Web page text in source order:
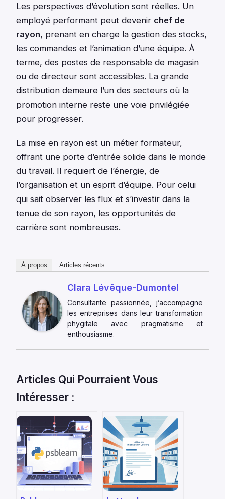
Les perspectives d’évolution sont réelles. Un
employé performant peut devenir chef de
rayon, prenant en charge la gestion des stocks,
les commandes et l’animation d’une équipe. À
terme, des postes de responsable de magasin
ou de directeur sont accessibles. La grande
distribution demeure l’un des secteurs où la
promotion interne reste une voie privilégiée
pour progresser.
La mise en rayon est un métier formateur,
offrant une porte d’entrée solide dans le monde
du travail. Il requiert de l’énergie, de
l’organisation et un esprit d’équipe. Pour celui
qui sait observer les flux et s’investir dans la
tenue de son rayon, les opportunités de
carrière sont nombreuses.
À propos Articles récents
Clara Lévêque-Dumontel
Consultante passionnée, j’accompagne
les entreprises dans leur transformation
phygitale avec pragmatisme et
enthousiasme.
Articles Qui Pourraient Vous
Intéresser :